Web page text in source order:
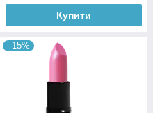
Купити
–15%